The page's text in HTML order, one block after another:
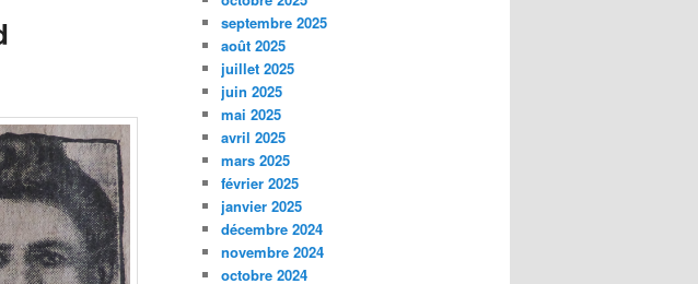
septembre 2025
août 2025
juillet 2025
juin 2025
mai 2025
avril 2025
mars 2025
février 2025
janvier 2025
décembre 2024
novembre 2024
octobre 2024